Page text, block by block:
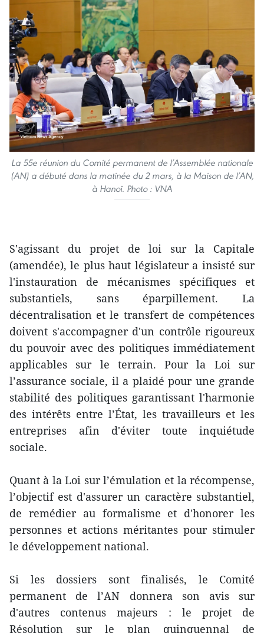
La 55e réunion du Comité permanent de l’Assemblée nationale
(AN) a débuté dans la matinée du 2 mars, à la Maison de l’AN,
à Hanoï. Photo : VNA
S'agissant du projet de loi sur la Capitale
(amendée), le plus haut législateur a insisté sur
l'instauration de mécanismes spécifiques et
substantiels, sans éparpillement. La
décentralisation et le transfert de compétences
doivent s'accompagner d'un contrôle rigoureux
du pouvoir avec des politiques immédiatement
applicables sur le terrain. Pour la Loi sur
l’assurance sociale, il a plaidé pour une grande
stabilité des politiques garantissant l'harmonie
des intérêts entre l’État, les travailleurs et les
entreprises afin d'éviter toute inquiétude
sociale.
Quant à la Loi sur l’émulation et la récompense,
l’objectif est d'assurer un caractère substantiel,
de remédier au formalisme et d'honorer les
personnes et actions méritantes pour stimuler
le développement national.
Si les dossiers sont finalisés, le Comité
permanent de l’AN donnera son avis sur
d'autres contenus majeurs : le projet de
Résolution sur le plan quinquennal de